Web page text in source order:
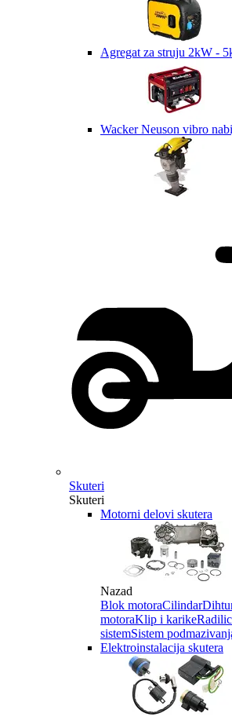
Agregat za struju 2kW -
Wacker Neuson vibro
Skuteri
Skuteri
Motorni delovi skutera
Nazad
Blok motoraCilindar
motoraKlip i karike
sistemSistem
Elektroinstalacija skutera